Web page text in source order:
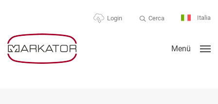
Login Cerca Italia
Menü